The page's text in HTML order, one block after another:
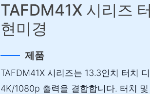
TAFDM41X 시리즈
현미경
제품
TAFDM41X 시리즈는 13.3인치 터치
4K/1080p 출력을 결합합니다. 터치